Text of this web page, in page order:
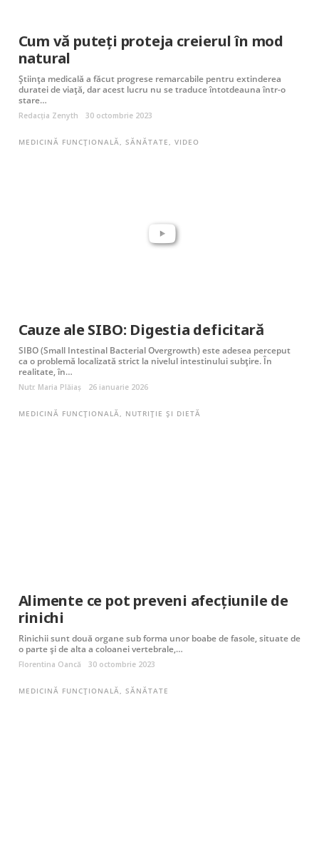
Cum vă puteţi proteja creierul în mod
natural
Ştiinţa medicală a făcut progrese remarcabile pentru extinderea
duratei de viaţă, dar acest lucru nu se traduce întotdeauna într-o
stare…
Redacția Zenyth 30 octombrie 2023
MEDICINĂ FUNCȚIONALĂ, SĂNĂTATE,VIDEO
Cauze ale SIBO: Digestia deficitară
SIBO (Small Intestinal Bacterial Overgrowth) este adesea perceput
ca o problemă localizată strict la nivelul intestinului subțire. În
realitate, în…
Nutr. Maria Plăiaș 26 ianuarie 2026
MEDICINĂ FUNCȚIONALĂ NUTRIȚIE ȘI DIETĂ
Alimente ce pot preveni afecțiunile de
rinichi
Rinichii sunt două organe sub forma unor boabe de fasole, situate de
o parte și de alta a coloanei vertebrale,…
Florentina Oancă 30 octombrie 2023
MEDICINĂ FUNCȚIONALĂ, SĂNĂTATE